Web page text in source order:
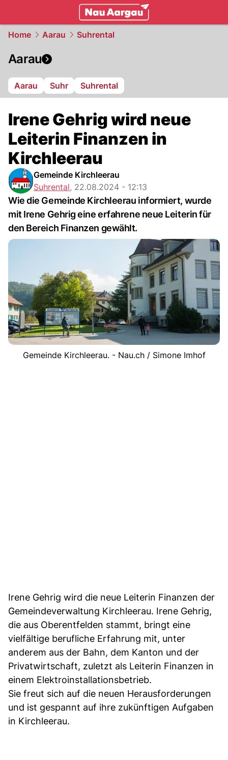
Home Aarau Suhrental
Aarau
Aarau Suhr Suhrental
Irene Gehrig wird neue
Leiterin Finanzen in
Kirchleerau
Gemeinde Kirchleerau
Suhrental, 22.08.2024 - 12:13
Wie die Gemeinde Kirchleerau informiert, wurde
mit Irene Gehrig eine erfahrene neue Leiterin für
den Bereich Finanzen gewählt.
Gemeinde Kirchleerau. - Nau.ch / Simone Imhof
Irene Gehrig wird die neue Leiterin Finanzen der
Gemeindeverwaltung Kirchleerau. Irene Gehrig,
die aus Oberentfelden stammt, bringt eine
vielfältige berufliche Erfahrung mit, unter
anderem aus der Bahn, dem Kanton und der
Privatwirtschaft, zuletzt als Leiterin Finanzen in
einem Elektroinstallationsbetrieb.
Sie freut sich auf die neuen Herausforderungen
und ist gespannt auf ihre zukünftigen Aufgaben
in Kirchleerau.